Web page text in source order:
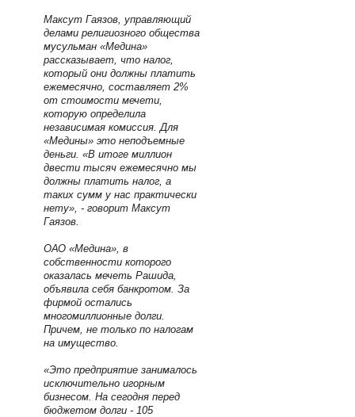
Максут Гаязов, управляющий
делами религиозного общества
мусульман «Медина»
рассказывает, что налог,
который они должны платить
ежемесячно, составляет 2%
от стоимости мечети,
которую определила
независимая комиссия. Для
«Медины» это неподъемные
деньги. «В итоге миллион
двести тысяч ежемесячно мы
должны платить налог, а
таких сумм у нас практически
нету», - говорит Максут
Гаязов.
ОАО «Медина», в
собственности которого
оказалась мечеть Рашида,
объявила себя банкротом. За
фирмой остались
многомиллионные долги.
Причем, не только по налогам
на имущество.
«Это предприятие занималось
исключительно игорным
бизнесом. На сегодня перед
бюджетом долги - 105